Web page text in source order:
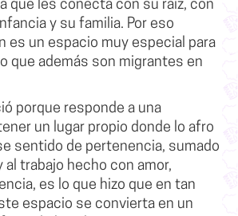
que les conecta con su raíz, con
y su familia. Por eso
es un espacio muy especial para
que además son migrantes en
porque responde a una
un lugar propio donde lo afro
sentido de pertenencia, sumado
al trabajo hecho con amor,
es lo que hizo que en tan
espacio se convierta en un